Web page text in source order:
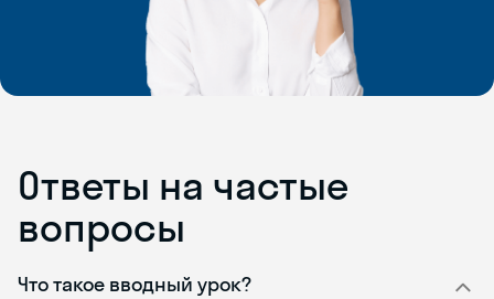
Ответы на частые
вопросы
Что такое вводный урок?